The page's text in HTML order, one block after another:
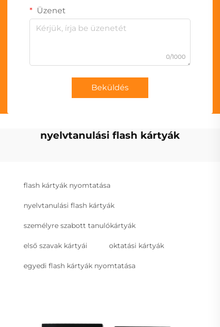
Üzenet
0/1000
Beküldés
nyelvtanulási flash kártyák
flash kártyák nyomtatása
nyelvtanulási flash kártyák
személyre szabott tanulókártyák
első szavak kártyái oktatási kártyák
egyedi flash kártyák nyomtatása